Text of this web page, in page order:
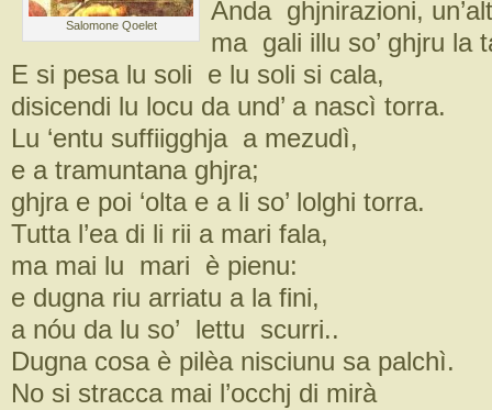
Salomone Qoelet
Anda ghjnirazioni,
ma gali illu so’ ghjru la
E si pesa lu soli e lu soli si cala,
disicendi lu locu da und’ a nascì torra.
Lu ‘entu suffiigghja a mezudì,
e a tramuntana ghjra;
ghjra e poi ‘olta e a li so’ lolghi torra.
Tutta l’ea di li rii a mari fala,
ma mai lu mari è pienu:
e dugna riu arriatu a la fini,
a nóu da lu so’ lettu scurri..
Dugna cosa è pilèa nisciunu sa palchì.
No si stracca mai l’occhj di mirà